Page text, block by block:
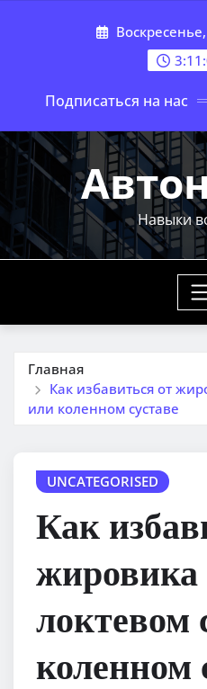
Подписаться на нас
Навыки
Главная
Как избавиться от
или коленном суставе
UNCATEGORISED
Как
жировика
локтевом
коленном